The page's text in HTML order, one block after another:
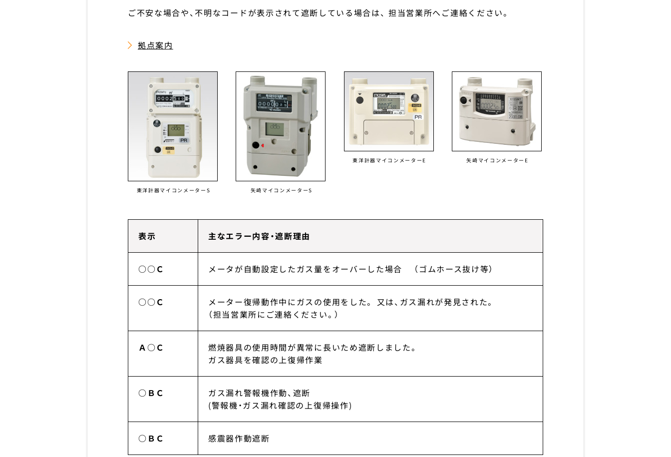
ご不安な場合や、不明なコードが表示されて遮断している場合は、 担当営業所へご連絡ください。
拠点案内
東洋計器マイコンメーターS 矢崎マイコンメーターS
東洋計器マイコンメーターE 矢崎マイコンメーターE
表示 主なエラー内容・遮断理由
○○Ｃ メータが自動設定したガス量をオーバーした場合 （ゴムホース抜け等）
○○Ｃ
メーター復帰動作中にガスの使用をした。 又は、ガス漏れが発見された。
（担当営業所にご連絡ください。）
Ａ○Ｃ
燃焼器具の使用時間が異常に長いため遮断しました。
ガス器具を確認の上復帰作業
○ＢＣ
ガス漏れ警報機作動、遮断
(警報機・ガス漏れ確認の上復帰操作)
○ＢＣ 感震器作動遮断